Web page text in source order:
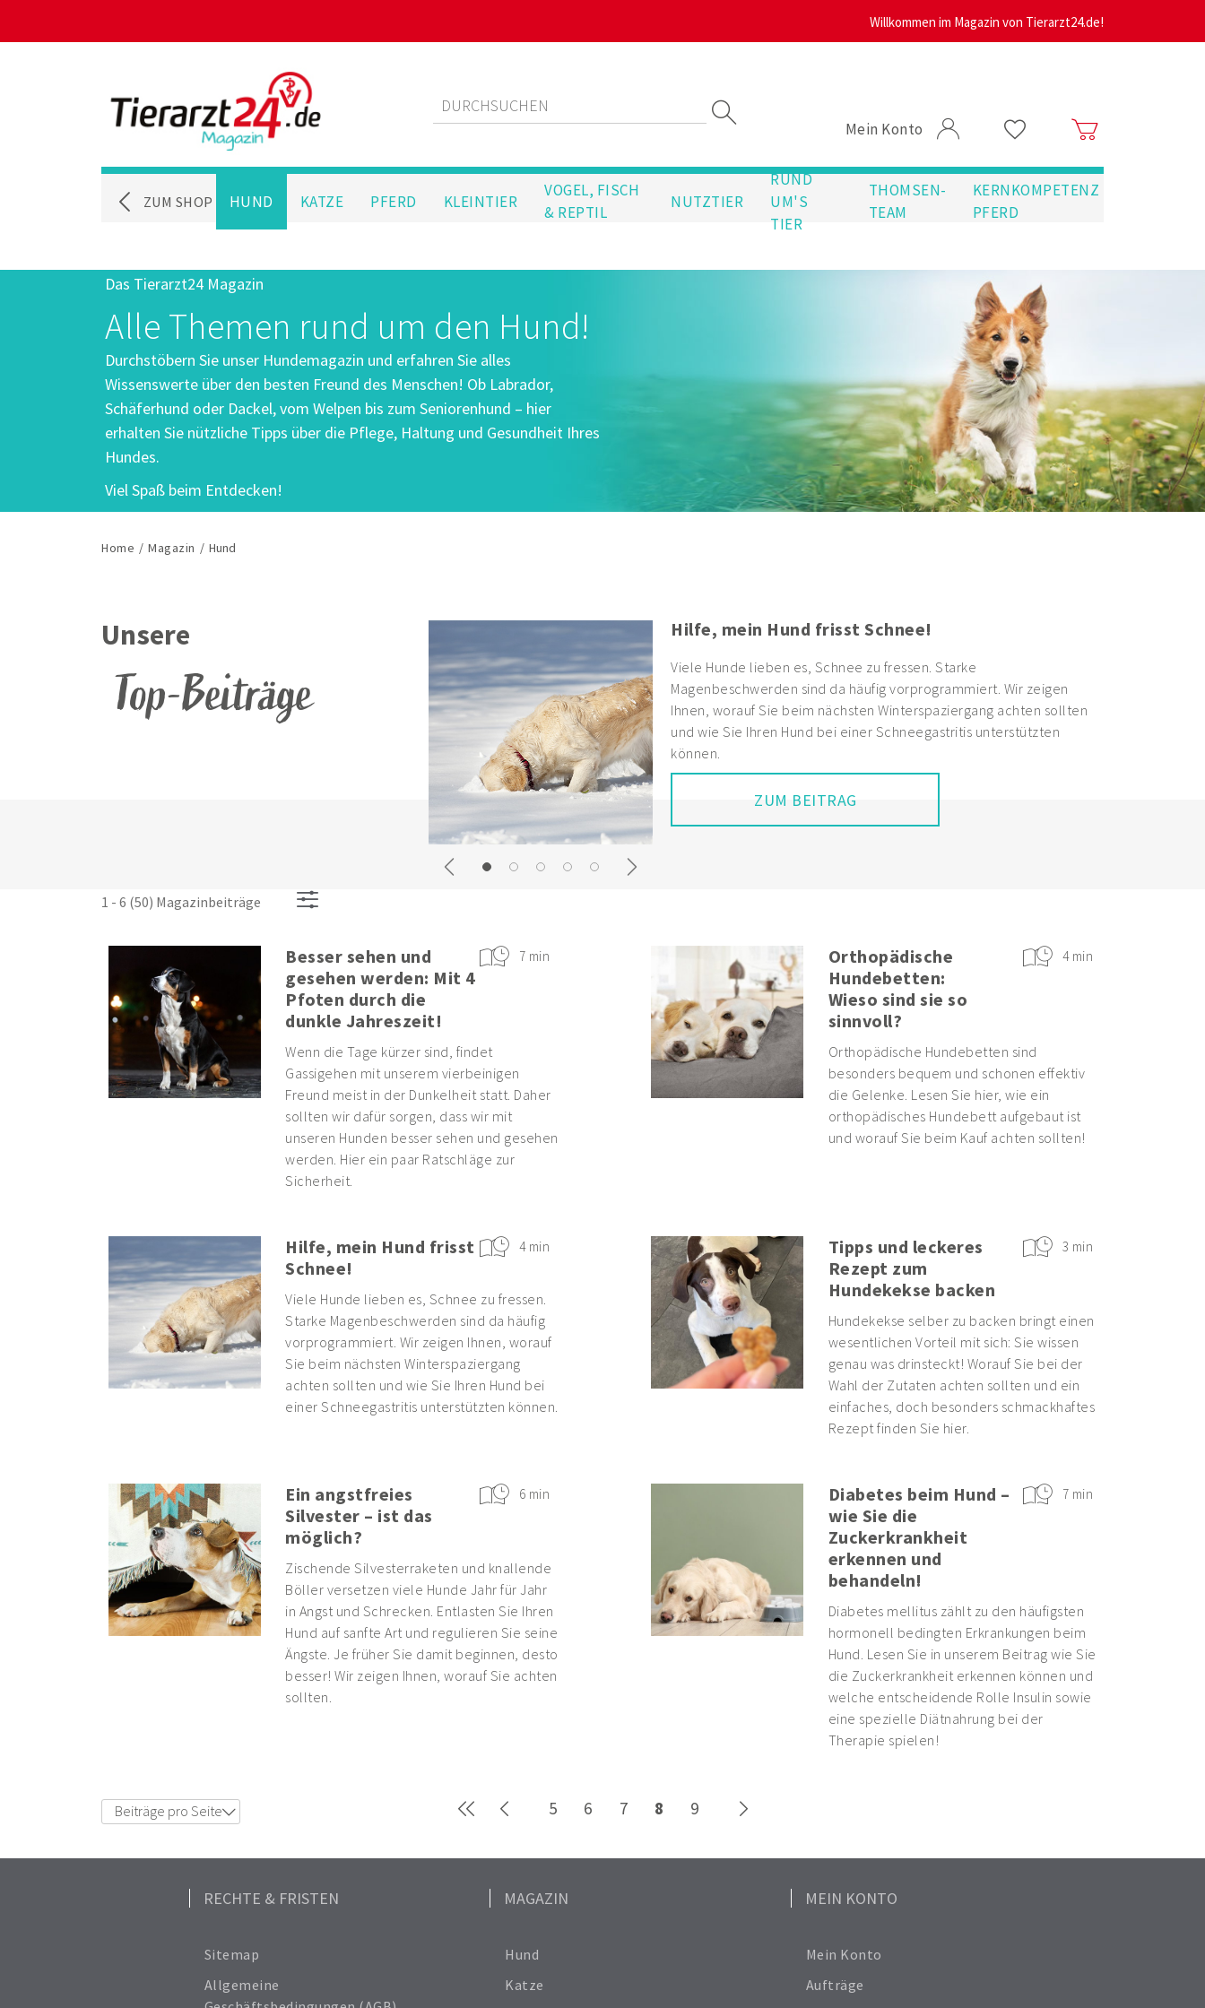
Willkommen im Magazin von Tierarzt24.de!
Mein Konto
ZUM SHOP HUND KATZE PFERD KLEINTIER
VOGEL, FISCH
& REPTIL
NUTZTIER
RUND
UM'S
TIER
THOMSEN-
TEAM
KERNKOMPETENZ
PFERD
Das Tierarzt24 Magazin
Alle Themen rund um den Hund!
Durchstöbern Sie unser Hundemagazin und erfahren Sie alles
Wissenswerte über den besten Freund des Menschen! Ob Labrador,
Schäferhund oder Dackel, vom Welpen bis zum Seniorenhund – hier
erhalten Sie nützliche Tipps über die Pflege, Haltung und Gesundheit Ihres
Hundes.
Viel Spaß beim Entdecken!
Home / Magazin / Hund
Unsere
Top-Beiträge
Hilfe, mein Hund frisst Schnee!
Viele Hunde lieben es, Schnee zu fressen. Starke
Magenbeschwerden sind da häufig vorprogrammiert. Wir zeigen
Ihnen, worauf Sie beim nächsten Winterspaziergang achten sollten
und wie Sie Ihren Hund bei einer Schneegastritis unterstützten
können.
ZUM BEITRAG
Previous
Next
1 - 6 (50) Magazinbeiträge
Besser sehen und
gesehen werden: Mit 4
Pfoten durch die
dunkle Jahreszeit!
7 min
Wenn die Tage kürzer sind, findet
Gassigehen mit unserem vierbeinigen
Freund meist in der Dunkelheit statt. Daher
sollten wir dafür sorgen, dass wir mit
unseren Hunden besser sehen und gesehen
werden. Hier ein paar Ratschläge zur
Sicherheit.
Orthopädische
Hundebetten:
Wieso sind sie so
sinnvoll?
4 min
Orthopädische Hundebetten sind
besonders bequem und schonen effektiv
die Gelenke. Lesen Sie hier, wie ein
orthopädisches Hundebett aufgebaut ist
und worauf Sie beim Kauf achten sollten!
Hilfe, mein Hund frisst
Schnee!
4 min
Viele Hunde lieben es, Schnee zu fressen.
Starke Magenbeschwerden sind da häufig
vorprogrammiert. Wir zeigen Ihnen, worauf
Sie beim nächsten Winterspaziergang
achten sollten und wie Sie Ihren Hund bei
einer Schneegastritis unterstützten können.
Tipps und leckeres
Rezept zum
Hundekekse backen
3 min
Hundekekse selber zu backen bringt einen
wesentlichen Vorteil mit sich: Sie wissen
genau was drinsteckt! Worauf Sie bei der
Wahl der Zutaten achten sollten und ein
einfaches, doch besonders schmackhaftes
Rezept finden Sie hier.
Ein angstfreies
Silvester – ist das
möglich?
6 min
Zischende Silvesterraketen und knallende
Böller versetzen viele Hunde Jahr für Jahr
in Angst und Schrecken. Entlasten Sie Ihren
Hund auf sanfte Art und regulieren Sie seine
Ängste. Je früher Sie damit beginnen, desto
besser! Wir zeigen Ihnen, worauf Sie achten
sollten.
Diabetes beim Hund –
wie Sie die
Zuckerkrankheit
erkennen und
behandeln!
7 min
Diabetes mellitus zählt zu den häufigsten
hormonell bedingten Erkrankungen beim
Hund. Lesen Sie in unserem Beitrag wie Sie
die Zuckerkrankheit erkennen können und
welche entscheidende Rolle Insulin sowie
eine spezielle Diätnahrung bei der
Therapie spielen!
Beiträge pro Seite
12
5 6 7 8 9
RECHTE & FRISTEN
Sitemap
Allgemeine
MAGAZIN
Hund
Katze
MEIN KONTO
Mein Konto
Aufträge